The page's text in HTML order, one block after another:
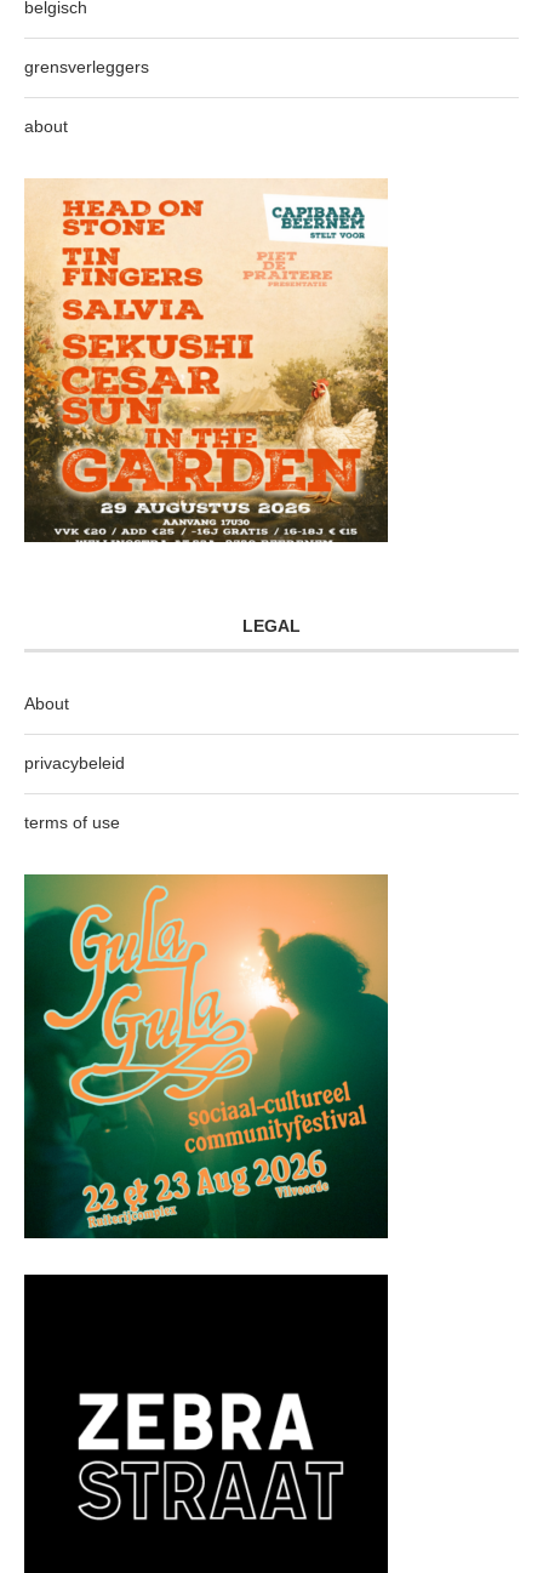
belgisch
grensverleggers
about
LEGAL
About
privacybeleid
terms of use